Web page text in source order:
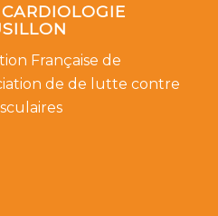
Française de
de de lutte contre